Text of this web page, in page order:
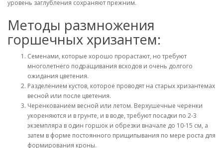
уровень заглубления сохраняют прежним.
Методы размножения
горшечных хризантем:
Семенами, которые хорошо прорастают, но требуют
многолетнего подращивания всходов и очень долгого
ожидания цветения.
Разделением кустов, которое проводят на старых хризантемах
весной или после цветения.
Черенкованием весной или летом. Верхушечные черенки
укореняются и в грунте, и в воде, требуют посадки по 2-3
экземпляра в один горшок и обрезки вначале до 10-15 см, а
затем в форме постоянного прищипывания по мере роста для
формирования кроны.